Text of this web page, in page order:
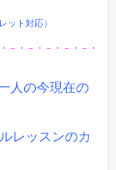
ット対応）
－・－・－・－・－・
人の今現在の
レッスンのカ